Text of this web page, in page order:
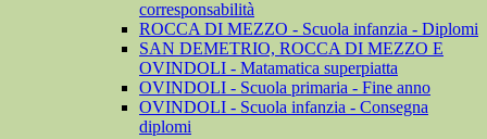
corresponsabilità
ROCCA DI MEZZO - Scuola infanzia - Diplomi
SAN DEMETRIO, ROCCA DI MEZZO E
OVINDOLI - Matamatica superpiatta
OVINDOLI - Scuola primaria - Fine anno
OVINDOLI - Scuola infanzia - Consegna
diplomi